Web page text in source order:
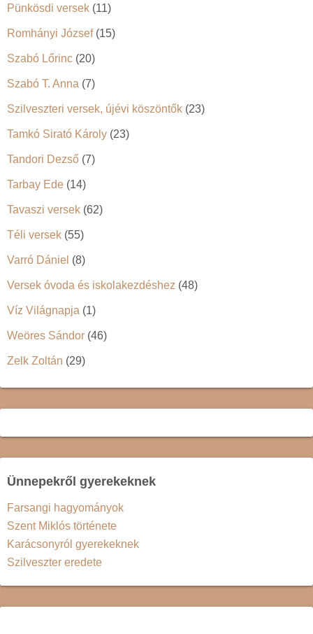
Pünkösdi versek (11)
Romhányi József(15)
Szabó Lőrinc (20)
Szabó T. Anna (7)
Szilveszteri versek, újévi köszöntők (23)
Tamkó Sirató Károly (23)
Tandori Dezső (7)
Tarbay Ede (14)
Tavaszi versek (62)
Téli versek (55)
Varró Dániel (8)
Versek óvoda és iskolakezdéshez (48)
Víz Világnapja (1)
Weöres Sándor (46)
Zelk Zoltán (29)
Ünnepekről gyerekeknek
Farsangi hagyományok
Szent Miklós története
Karácsonyról gyerekeknek
Szilveszter eredete